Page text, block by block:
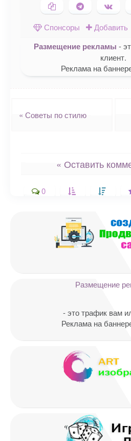
Копировать ссылку
Спонсоры
Добавить
Размещение рекламы -
клиент.
Реклама на
« Советы по стилю
« Оставить
Ваш адрес email не
опубликован.
Email*
0
Размещение
- это трафик вам
Реклама на